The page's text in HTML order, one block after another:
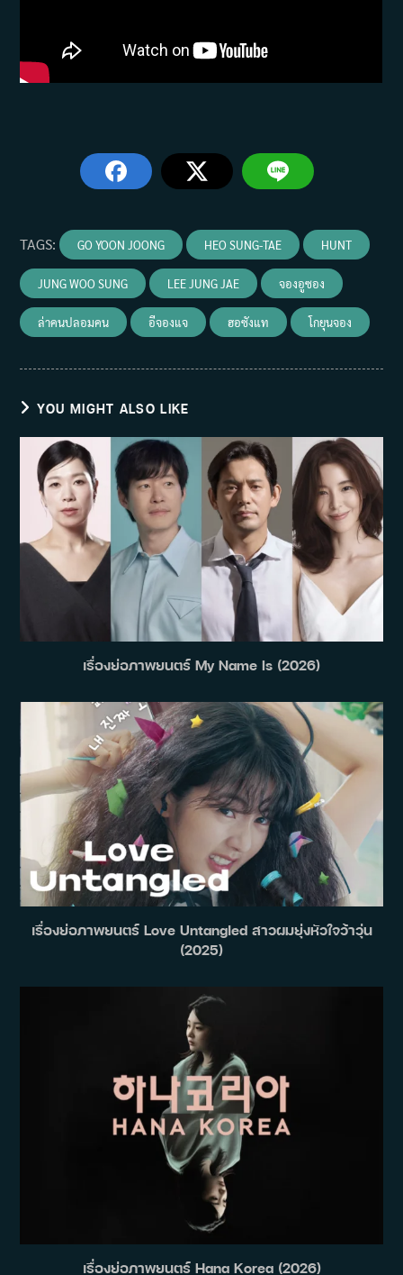
TAGS: GO YOON JOONG HEO SUNG-TAE HUNT
JUNG WOO SUNG LEE JUNG JAE จองอูซอง
ล่าคนปลอมคน อีจองแจ ฮอซังแท โกยุนจอง
YOU MIGHT ALSO LIKE
เรื่องย่อภาพยนตร์ My Name Is (2026)
เรื่องย่อภาพยนตร์ Love Untangled สาวผมยุ่งหัวใจว้าวุ่น
(2025)
เรื่องย่อภาพยนตร์ Hana Korea (2026)